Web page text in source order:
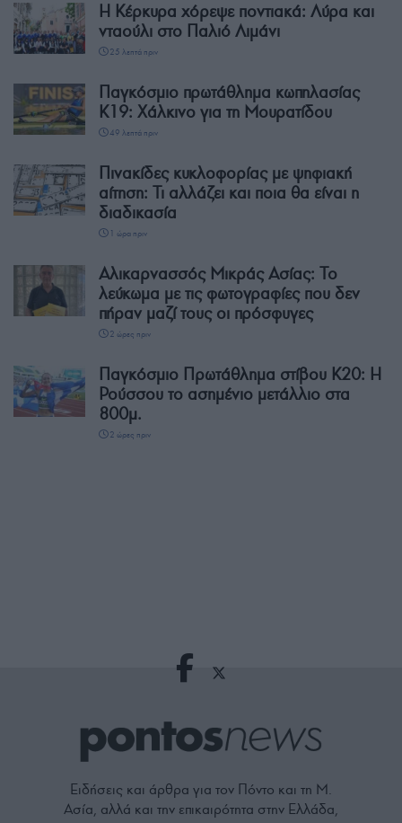
Η Κέρκυρα χόρεψε ποντιακά: Λύρα και
νταούλι στο Παλιό Λιμάνι
25 λεπτά πριν
Παγκόσμιο πρωτάθλημα κωπηλασίας
Κ19: Χάλκινο για τη Μουρατίδου
49 λεπτά πριν
Πινακίδες κυκλοφορίας με ψηφιακή
αίτηση: Τι αλλάζει και ποια θα είναι η
διαδικασία
1 ώρα πριν
Αλικαρνασσός Μικράς Ασίας: Το
λεύκωμα με τις φωτογραφίες που δεν
πήραν μαζί τους οι πρόσφυγες
2 ώρες πριν
Παγκόσμιο Πρωτάθλημα στίβου Κ20: Η
Ρούσσου το ασημένιο μετάλλιο στα
800μ.
2 ώρες πριν
Ειδήσεις και άρθρα για τον Πόντο και τη Μ.
Ασία, αλλά και την επικαιρότητα στην Ελλάδα,